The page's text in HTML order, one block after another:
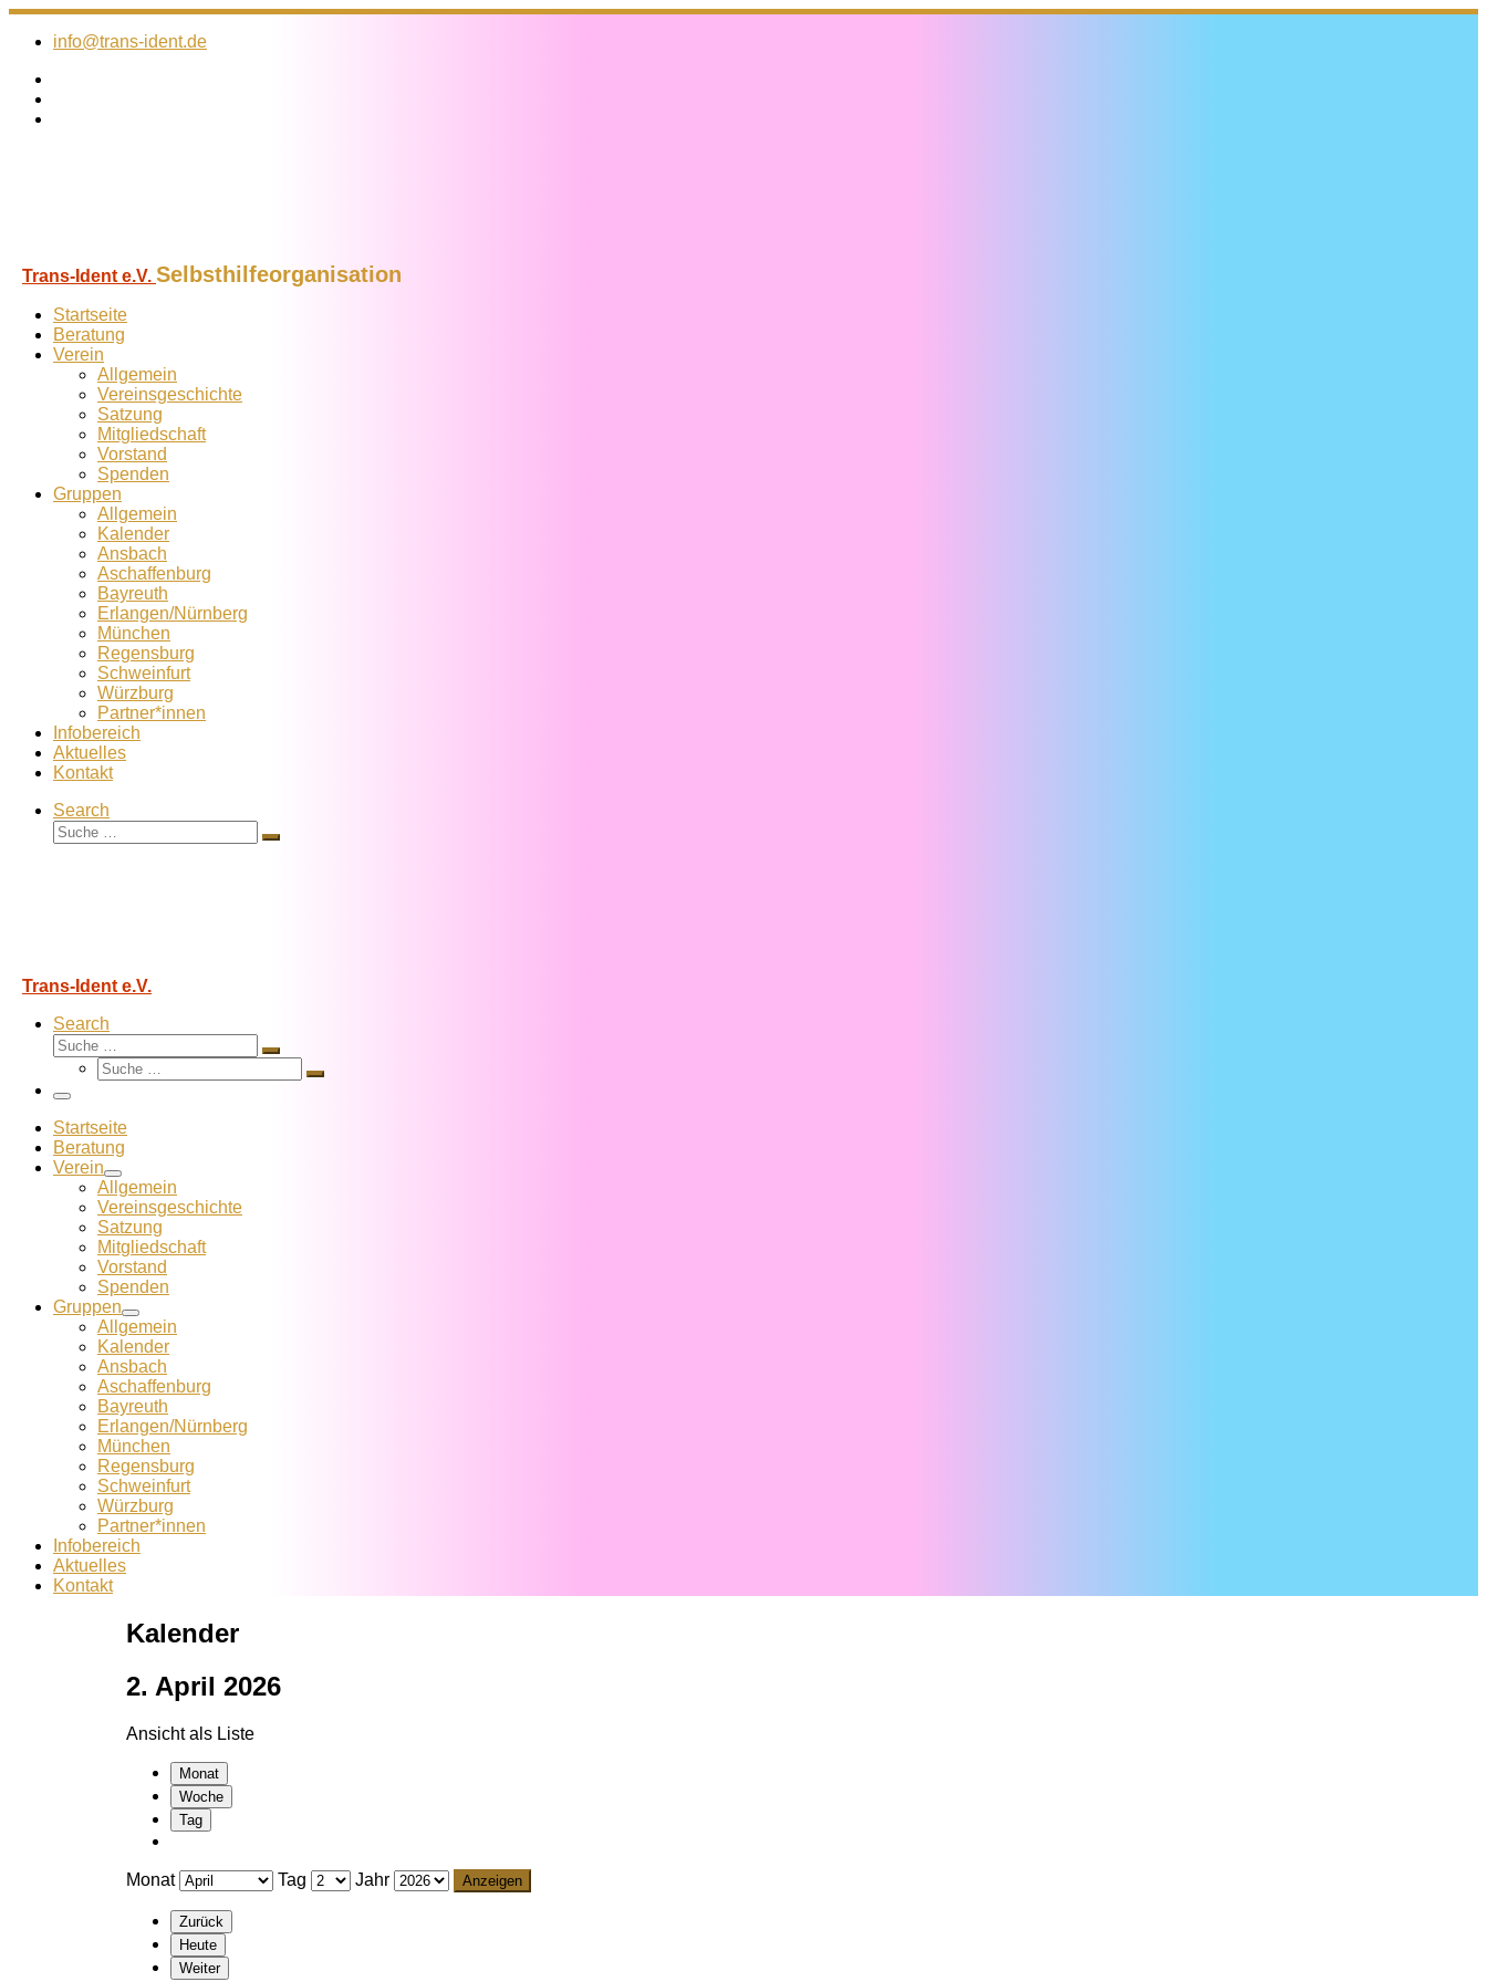
Zum
Inhalt
info@trans-ident.de
Trans-Ident e.V. Selbsthilfeorganisation
Startseite
Beratung
Verein
Allgemein
Vereins­geschichte
Satzung
Mitglied­schaft
Vorstand
Spenden
Gruppen
Allgemein
Kalender
Ansbach
Aschaffenburg
Bayreuth
Erlangen/Nürnberg
München
Regensburg
Schweinfurt
Würzburg
Partner*innen
Infobereich
Aktuelles
Kontakt
Search
Suche
Suche
Trans-Ident e.V.
Search
Suche
Suche
Suche
Suche
Menü
Startseite
Beratung
Verein
Allgemein
Vereins­geschichte
Satzung
Mitglied­schaft
Vorstand
Spenden
Gruppen
Allgemein
Kalender
Ansbach
Aschaffenburg
Bayreuth
Erlangen/Nürnberg
München
Regensburg
Schweinfurt
Würzburg
Partner*innen
Infobereich
Aktuelles
Kontakt
Kalender
2. April 2026
Ansicht als Liste
Monat
Woche
Tag
Monat Tag Jahr
Zurück
Heute
Weiter